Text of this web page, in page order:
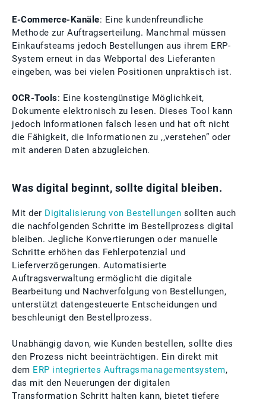
E-Commerce-Kanäle: Eine kundenfreundliche
Methode zur Auftragserteilung. Manchmal müssen
Einkaufsteams jedoch Bestellungen aus ihrem ERP-
System erneut in das Webportal des Lieferanten
eingeben, was bei vielen Positionen unpraktisch ist.
OCR-Tools: Eine kostengünstige Möglichkeit,
Dokumente elektronisch zu lesen. Dieses Tool kann
jedoch Informationen falsch lesen und hat oft nicht
die Fähigkeit, die Informationen zu ,,verstehen” oder
mit anderen Daten abzugleichen.
Was digital beginnt, sollte digital bleiben.
Mit der Digitalisierung von Bestellungen sollten auch
die nachfolgenden Schritte im Bestellprozess digital
bleiben. Jegliche Konvertierungen oder manuelle
Schritte erhöhen das Fehlerpotenzial und
Lieferverzögerungen. Automatisierte
Auftragsverwaltung ermöglicht die digitale
Bearbeitung und Nachverfolgung von Bestellungen,
unterstützt datengesteuerte Entscheidungen und
beschleunigt den Bestellprozess.
Unabhängig davon, wie Kunden bestellen, sollte dies
den Prozess nicht beeinträchtigen. Ein direkt mit
dem ERP integriertes Auftragsmanagementsystem,
das mit den Neuerungen der digitalen
Transformation Schritt halten kann, bietet tiefere